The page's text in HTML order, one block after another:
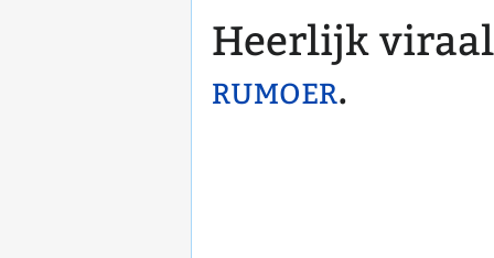
Heerlijk
rumoer.